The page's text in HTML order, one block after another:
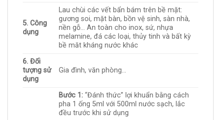
5. Công
dụng
Lau chùi các vết bẩn bám trên bề mặt:
gương soi, mặt bàn, bồn vệ sinh, sàn nhà,
nền gỗ… An toàn cho inox, sứ, nhựa
melamine, đá các loại, thủy tinh và bất kỳ
bề măt kháng nước khác
6. Đối
tượng sử
dụng
Gia đình, văn phòng…
Bước 1: “Đánh thức” lợi khuẩn bằng cách
pha 1 ống 5ml với 500ml nước sạch, lắc
đều trước khi sử dụng